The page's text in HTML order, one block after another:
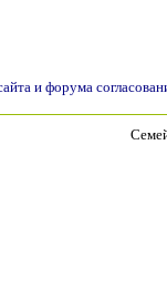
и форума